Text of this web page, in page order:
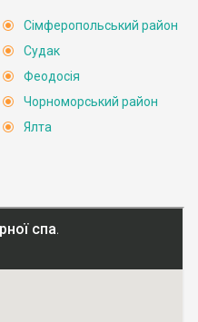
Сімферопольський район
Судак
Феодосія
Чорноморський район
Ялта